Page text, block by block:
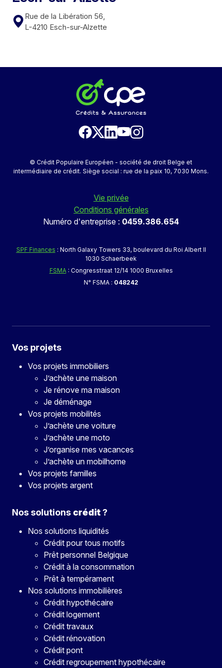
Rue de la Libération 56,
L-4210 Esch-sur-Alzette
© Crédit Populaire Européen - société de droit Belge et
intermédiaire de crédit. Siège social : rue de la paix 10, 7030 Mons.
Vie privée
Conditions générales
Numéro d'entreprise : 0459.386.654
SPF Finances : North Galaxy Towers 33, boulevard du Roi Albert II
1030 Schaerbeek
FSMA: Congresstraat 12/14 1000 Bruxelles
N° FSMA : 048242
Vos projets
Vos projets immobiliers
J’achète une maison
Je rénove ma maison
Je déménage
Vos projets mobilités
J’achète une voiture
J’achète une moto
J’organise mes vacances
J’achète un mobilhome
Vos projets familles
Vos projets argent
Nos solutions crédit?
Nos solutions liquidités
Crédit pour tous motifs
Prêt personnel Belgique
Crédit à la consommation
Prêt à tempérament
Nos solutions immobilières
Crédit hypothécaire
Crédit logement
Crédit travaux
Crédit rénovation
Crédit pont
Crédit regroupement hypothécaire